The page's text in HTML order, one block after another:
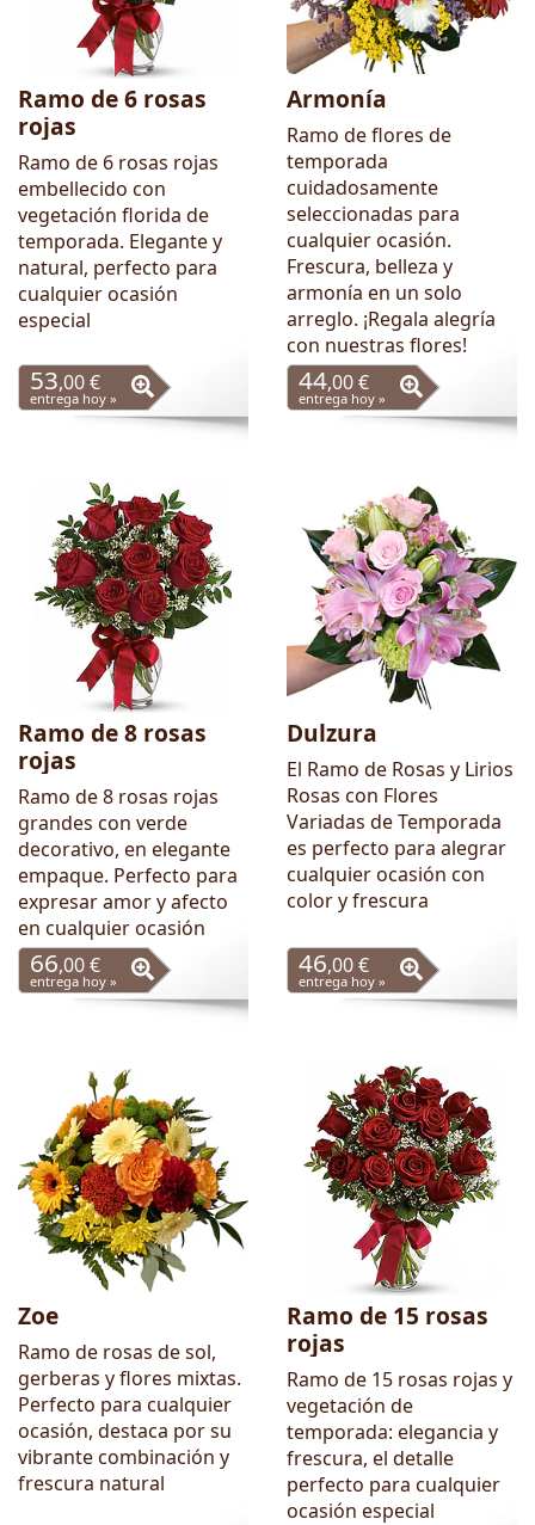
Ramo de 6 rosas
rojas
Ramo de 6 rosas rojas
embellecido con
vegetación florida de
temporada. Elegante y
natural, perfecto para
cualquier ocasión
especial
53,00 €
entrega hoy »
Armonía
Ramo de flores de
temporada
cuidadosamente
seleccionadas para
cualquier ocasión.
Frescura, belleza y
armonía en un solo
arreglo. ¡Regala alegría
con nuestras flores!
44,00 €
entrega hoy »
Ramo de 8 rosas
rojas
Ramo de 8 rosas rojas
grandes con verde
decorativo, en elegante
empaque. Perfecto para
expresar amor y afecto
en cualquier ocasión
66,00 €
entrega hoy »
Dulzura
El Ramo de Rosas y Lirios
Rosas con Flores
Variadas de Temporada
es perfecto para alegrar
cualquier ocasión con
color y frescura
46,00 €
entrega hoy »
Zoe
Ramo de rosas de sol,
gerberas y flores mixtas.
Perfecto para cualquier
ocasión, destaca por su
vibrante combinación y
frescura natural
Ramo de 15 rosas
rojas
Ramo de 15 rosas rojas y
vegetación de
temporada: elegancia y
frescura, el detalle
perfecto para cualquier
ocasión especial